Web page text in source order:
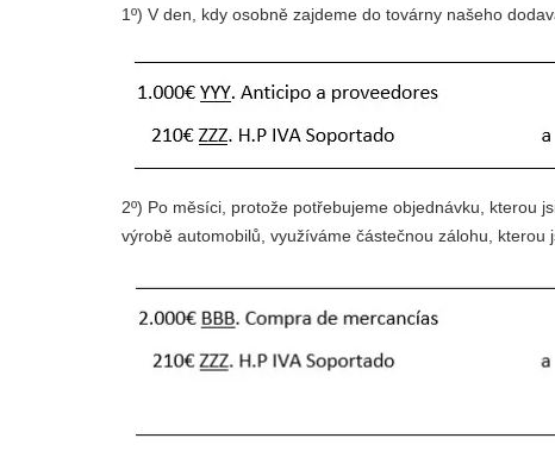
1º) V den, kdy osobně zajdeme do továrny našeho
2º) Po měsíci, protože potřebujeme objednávku, kterou
výrobě automobilů, využíváme částečnou zálohu, kterou